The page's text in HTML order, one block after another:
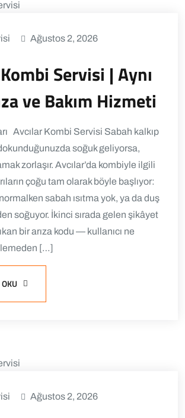
Ağustos 2, 2026
Servisi | Aynı
ve Bakım Hizmeti
Avcılar Kombi Servisi Sabah kalkıp
soğuk geliyorsa,
zorlaşır. Avcılar’da kombiyle ilgili
çoğu tam olarak böyle başlıyor:
sabah ısıtma yok, ya da duş
soğuyor. İkinci sırada gelen şikâyet
bir arıza kodu — kullanıcı ne
[…]
Ağustos 2, 2026